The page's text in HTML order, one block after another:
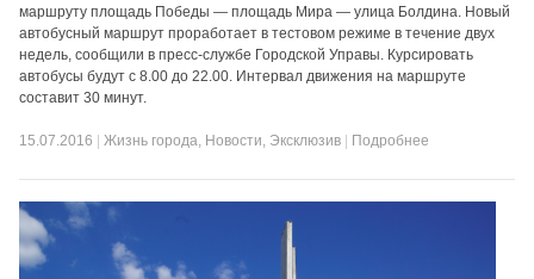
маршруту площадь Победы — площадь Мира — улица Болдина. Новый
автобусный маршрут проработает в тестовом режиме в течение двух
недель, сообщили в пресс-службе Городской Управы. Курсировать
автобусы будут с 8.00 до 22.00. Интервал движения на маршруте
составит 30 минут.
15.07.2016 |Жизнь города, Новости, Эксклюзив Подробнее